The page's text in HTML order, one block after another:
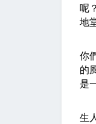
呢
地
你
的
是
生